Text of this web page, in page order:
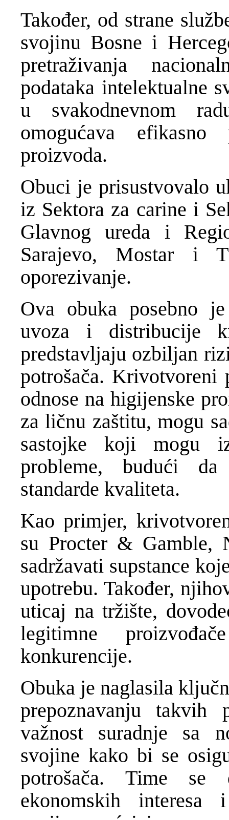
Također, od strane
svojinu Bosne i
pretraživanja
podataka intelektualne
u svakodnevnom
omogućava efikasno
proizvoda.
Obuci je prisustvovalo
iz Sektora za carine i
Glavnog ureda i
Sarajevo, Mostar i
oporezivanje.
Ova obuka posebno
uvoza i distribucije
predstavljaju ozbiljan
potrošača.
odnose na higijenske
za ličnu zaštitu, mogu
sastojke koji mogu
probleme, budući
standarde kvaliteta.
Kao primjer,
su Procter & Gamble,
sadržavati supstance
upotrebu. Također,
uticaj na tržište,
legitimne
konkurencije.
Obuka je naglasila
prepoznavanju
važnost suradnje sa
svojine kako bi se
potrošača. Time se
ekonomskih